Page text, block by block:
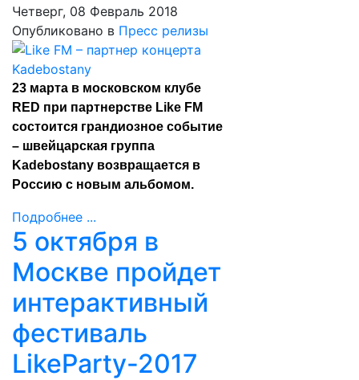
Четверг, 08 Февраль 2018
Опубликовано в Пресс релизы
23 марта в московском клубе
RED при партнерстве Like FM
состоится грандиозное событие
– швейцарская группа
Kadebostany возвращается в
Россию с новым альбомом.
Подробнее ...
5 октября в
Москве пройдет
интерактивный
фестиваль
LikeParty-2017